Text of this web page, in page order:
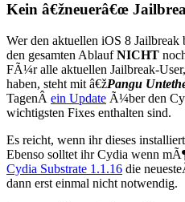
Kein â€žneuerâ€œ
Wer den aktuellen iOS 8
den gesamten AblaufNICHT
FÃ¼r alle aktuellen Jailbreak-
haben, steht mit â€žPangu
TagenÂ ein Update Ã¼ber den
wichtigsten Fixes enthalten sind.
Es reicht, wenn ihr dieses
Ebenso solltet ihr Cydia wenn
Cydia Substrate 1.1.16 die
dann erst einmal nicht notwendig.